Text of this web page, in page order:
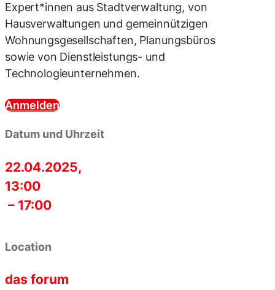
Expert*innen aus Stadtverwaltung, von
Hausverwaltungen und gemeinnützigen
Wohnungsgesellschaften, Planungsbüros
sowie von Dienstleistungs- und
Technologieunternehmen.
Anmelden
Datum und Uhrzeit
22.04.2025,
13:00
– 17:00
Location
das forum